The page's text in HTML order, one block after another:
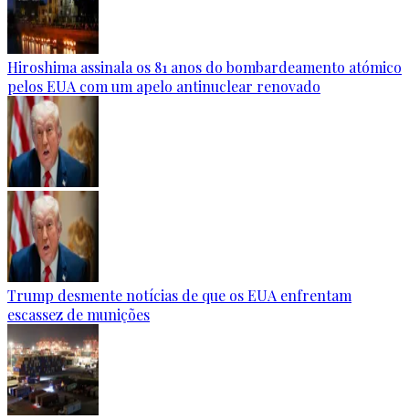
Hiroshima assinala os 81 anos do bombardeamento atómico
pelos EUA com um apelo antinuclear renovado
Trump desmente notícias de que os EUA enfrentam
escassez de munições